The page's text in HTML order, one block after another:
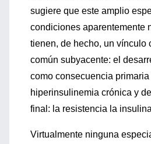
sugiere que este amplio
condiciones aparentemente
tienen, de hecho, un vínculo
común subyacente: el
como consecuencia primaria
hiperinsulinemia crónica y
final: la resistencia la
Virtualmente ninguna